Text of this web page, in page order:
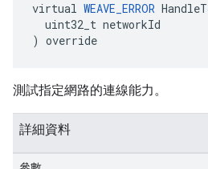
virtual WEAVE_ERROR
  uint32_t networkId
) override
測試指定網路的連線能力。
詳細資料